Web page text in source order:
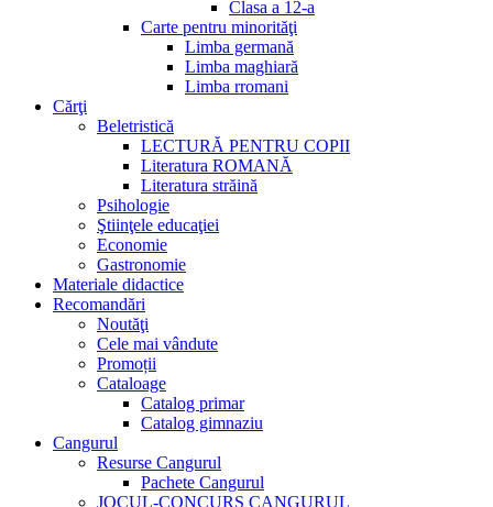
Clasa a 12-a
Carte pentru minorităţi
Limba germană
Limba maghiară
Limba rromani
Cărţi
Beletristică
LECTURĂ PENTRU COPII
Literatura ROMANĂ
Literatura străină
Psihologie
Ştiinţele educaţiei
Economie
Gastronomie
Materiale didactice
Recomandări
Noutăţi
Cele mai vândute
Promoții
Cataloage
Catalog primar
Catalog gimnaziu
Cangurul
Resurse Cangurul
Pachete Cangurul
JOCUL-CONCURS CANGURUL